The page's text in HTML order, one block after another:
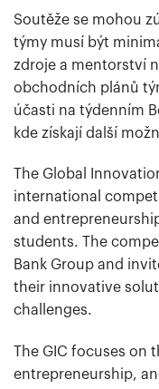
Soutěže se mohou
týmy musí být
zdroje a mentorství
obchodních plánů
účasti na týdenním
kde získají další
The Global
international
and
students. The
Bank Group and
their innovative
challenges.
The GIC focuses on
entrepreneurship,